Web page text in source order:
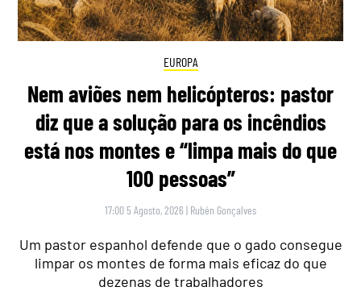
EUROPA
Nem aviões nem helicópteros: pastor
diz que a solução para os incêndios
está nos montes e “limpa mais do que
100 pessoas”
17:00 5 Agosto, 2026 | Rubén Gonçalves
Um pastor espanhol defende que o gado consegue
limpar os montes de forma mais eficaz do que
dezenas de trabalhadores